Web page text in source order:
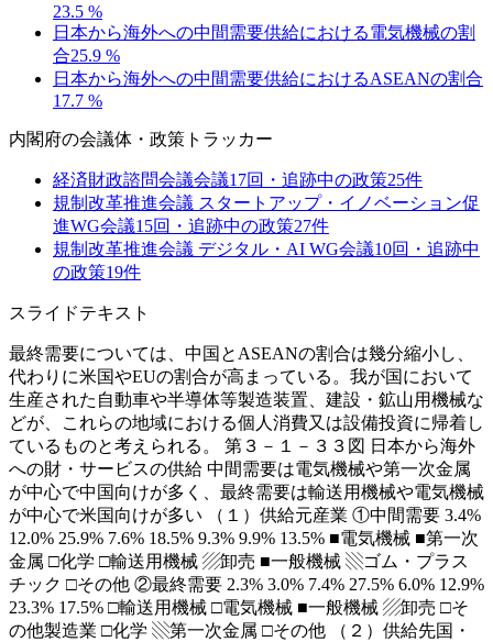
23.5 %
日本から海外への中間需要供給における電気機械の割
合25.9 %
日本から海外への中間需要供給におけるASEANの割合
17.7 %
内閣府の会議体・政策トラッカー
経済財政諮問会議会議17回・追跡中の政策25件
規制改革推進会議 スタートアップ・イノベーション促
進WG会議15回・追跡中の政策27件
規制改革推進会議 デジタル・AI WG会議10回・追跡中
の政策19件
スライドテキスト
最終需要については、中国とASEANの割合は幾分縮小し、
代わりに米国やEUの割合が高まっている。我が国において
生産された自動車や半導体等製造装置、建設・鉱山用機械な
どが、これらの地域における個人消費又は設備投資に帰着し
ているものと考えられる。 第３－１－３３図 日本から海外
への財・サービスの供給 中間需要は電気機械や第一次金属
が中心で中国向けが多く、最終需要は輸送用機械や電気機械
が中心で米国向けが多い （１）供給元産業 ①中間需要 3.4%
12.0% 25.9% 7.6% 18.5% 9.3% 9.9% 13.5% ■電気機械 ■第一次
金属 □化学 □輸送用機械 ▨卸売 ■一般機械 ▧ゴム・プラス
チック □その他 ②最終需要 2.3% 3.0% 7.4% 27.5% 6.0% 12.9%
23.3% 17.5% □輸送用機械 □電気機械 ■一般機械 ▨卸売 □そ
の他製造業 □化学 ▧第一次金属 □その他 （２）供給先国・